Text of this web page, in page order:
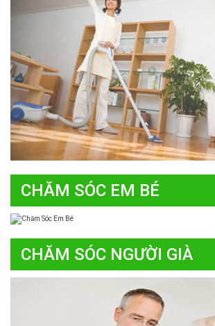
CHĂM SÓC EM BÉ
CHĂM SÓC NGƯỜI GIÀ